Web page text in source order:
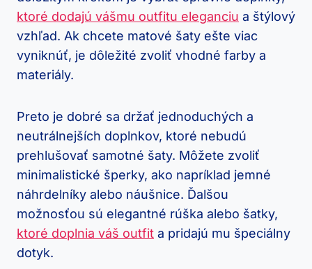
ktoré dodajú vášmu outfitu eleganciu a štýlový
vzhľad. Ak chcete matové šaty ešte viac
vyniknúť, je dôležité zvoliť vhodné farby a
materiály.
Preto je dobré sa držať jednoduchých a
neutrálnejších doplnkov, ktoré nebudú
prehlušovať samotné šaty. Môžete zvoliť
minimalistické šperky, ako napríklad jemné
náhrdelníky alebo náušnice. Ďalšou
možnosťou sú elegantné rúška alebo šatky,
ktoré doplnia váš outfit a pridajú mu špeciálny
dotyk.